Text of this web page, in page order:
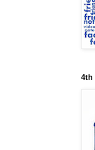
4th